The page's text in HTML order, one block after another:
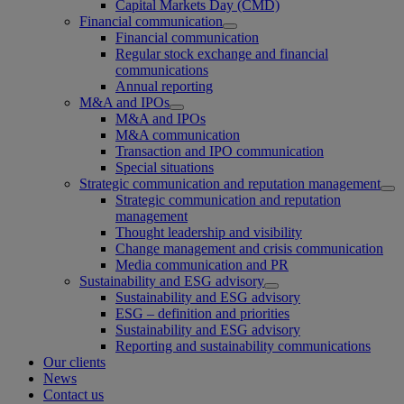
Capital Markets Day (CMD)
Financial communication
Financial communication
Regular stock exchange and financial
communications
Annual reporting
M&A and IPOs
M&A and IPOs
M&A communication
Transaction and IPO communication
Special situations
Strategic communication and reputation management
Strategic communication and reputation
management
Thought leadership and visibility
Change management and crisis communication
Media communication and PR
Sustainability and ESG advisory
Sustainability and ESG advisory
ESG – definition and priorities
Sustainability and ESG advisory
Reporting and sustainability communications
Our clients
News
Contact us